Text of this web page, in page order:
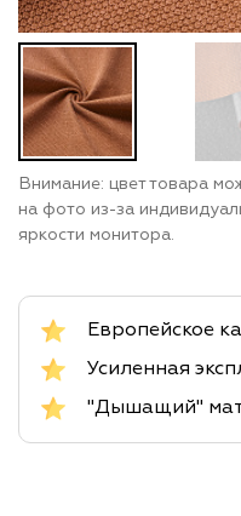
Внимание: цвет товара
на фото из-за
яркости монитора.
Европейское
Усиленная
"Дышащий"